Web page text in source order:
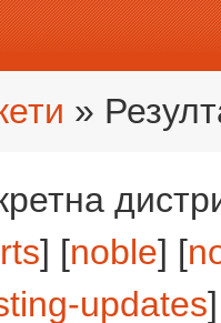
»
] [noble] [
updates